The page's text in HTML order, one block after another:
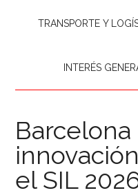
TRANSPORTE Y
INTERÉS
el SIL